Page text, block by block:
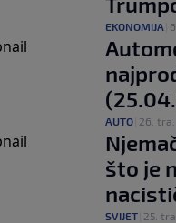
EKONOMIJA
AUTO 26. tra.
što je
SVIJET 25. tra.